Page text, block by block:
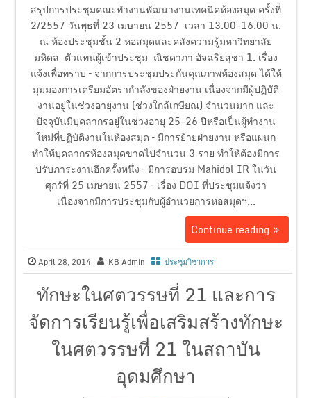
สรุปการประชุมคณะทำงานพัฒนางานเทคนิคห้องสมุด ครั้งที่
2/2557 วันพุธที่ 23 เมษายน 2557 เวลา 13.00-16.00 น.
ณ ห้องประชุมชั้น 2 หอสมุดและคลังความรู้มหาวิทยาลัย
มหิดล ตัวแทนผู้เข้าประชุม ณิชดาภา อัจฉริยสุชา 1. เรื่อง
แจ้งเพื่อทราบ – จากการประชุมประกันคุณภาพห้องสมุด ได้ให้
มุมมองการเตรียมอัตรากำลังของฝ่ายงาน เนื่องจากมีผู้ปฏิบัติ
งานอยู่ในช่วงอายุงาน (ช่วงใกล้เกษียณ) จำนวนมาก และ
ปัจจุบันมีบุคลากรอยู่ในช่วงอายุ 25-26 ปีหรือเป็นผู้ทำงาน
ใหม่ที่ปฏิบัติงานในห้องสมุด – มีการย้ายฝ่ายงาน หรือแผนก
ทำให้บุคลากรห้องสมุดขาดไปจำนวน 3 ราย ทำให้ต้องมีการ
ปรับภาระงานอีกครั้งหนึ่ง – มีการอบรม Mahidol IR ในวัน
ศุกร์ที่ 25 เมษายน 2557 – เรื่อง DOI ที่ประชุมแจ้งว่า
เนื่องจากมีการประชุมกับผู้อำนวยการหอสมุดฯ...
Continue reading
April 28, 2014 KB Admin ประชุมวิชาการ
ทักษะในศตวรรษที่ 21 และการ
จัดการเรียนรู้เพื่อเสริมสร้างทักษะ
ในศตวรรษที่ 21 ในสถาบัน
อุดมศึกษา